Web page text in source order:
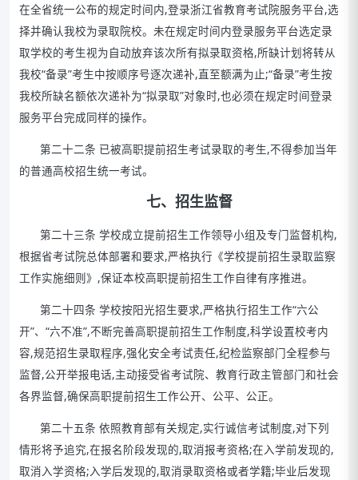
在全省统一公布的规定时间内,登录浙江省教育考试院服务平台,选
择并确认我校为录取院校。未在规定时间内登录服务平台选定录
取学校的考生视为自动放弃该次所有拟录取资格,所缺计划将转从
我校“备录”考生中按顺序号逐次递补,直至额满为止;“备录”考生按
我校所缺名额依次递补为“拟录取”对象时,也必须在规定时间登录
服务平台完成同样的操作。
第二十二条 已被高职提前招生考试录取的考生,不得参加当年
的普通高校招生统一考试。
七、 招生监督
第二十三条 学校成立提前招生工作领导小组及专门监督机构,
根据省考试院总体部署和要求,严格执行《学校提前招生录取监察
工作实施细则》,保证本校高职提前招生工作自律有序推进。
第二十四条 学校按阳光招生要求,严格执行招生工作“六公
开”、“六不准”,不断完善高职提前招生工作制度,科学设置校考内
容,规范招生录取程序,强化安全考试责任,纪检监察部门全程参与
监督,公开举报电话,主动接受省考试院、教育行政主管部门和社会
各界监督,确保高职提前招生工作公开、公平、公正。
第二十五条 依照教育部有关规定,实行诚信考试制度,对下列
情形将予追究,在报名阶段发现的,取消报考资格;在入学前发现的,
取消入学资格;入学后发现的,取消录取资格或者学籍;毕业后发现